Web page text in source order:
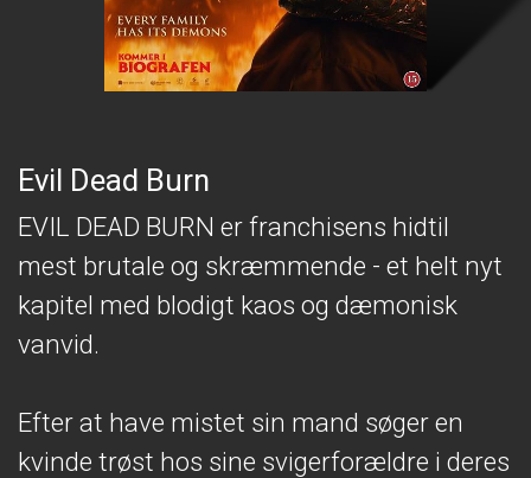
Evil Dead Burn
EVIL DEAD BURN er franchisens hidtil
mest brutale og skræmmende - et helt nyt
kapitel med blodigt kaos og dæmonisk
vanvid.
Efter at have mistet sin mand søger en
kvinde trøst hos sine svigerforældre i deres